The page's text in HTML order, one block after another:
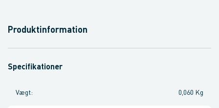
Produktinformation
Specifikationer
Vægt: 0,060 Kg